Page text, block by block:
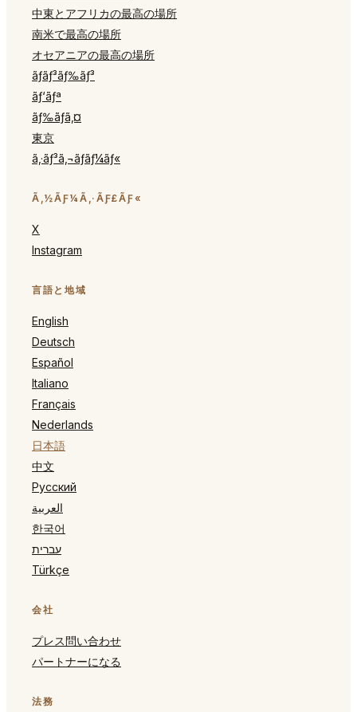
中東とアフリカの最高の場所
南米で最高の場所
オセアニアの最高の場所
ãƒ­ãƒ³ãƒ‰ãƒ³
ãƒ‘ãƒª
ãƒ‰ãƒã‚¤
東京
ã‚·ãƒ³ã‚¬ãƒãƒ¼ãƒ«
Ã‚½ÃƑ¼Ã‚·ÃƑ£ÃƑ«
X
Instagram
言語と地域
English
Deutsch
Español
Italiano
Français
Nederlands
日本語
中文
Русский
العربية
한국어
עברית
Türkçe
会社
プレス問い合わせ
パートナーになる
法務